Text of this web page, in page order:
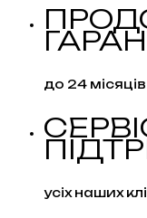
до 24 місяців
усіх наших